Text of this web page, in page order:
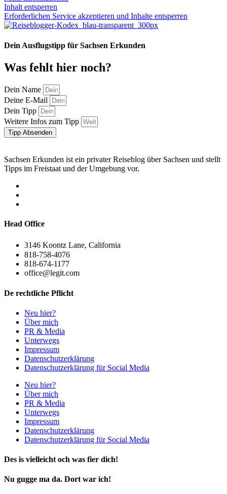
Inhalt entsperren
Erforderlichen Service akzeptieren und Inhalte entsperren
Dein Ausflugstipp für Sachsen Erkunden
Was fehlt hier noch?
Dein Name
Deine E-Mail
Dein Tipp
Weitere Infos zum Tipp
Tipp Absenden
Sachsen Erkunden ist ein privater Reiseblog über Sachsen und stellt
Tipps im Freistaat und der Umgebung vor.
Head Office
3146 Koontz Lane, California
818-758-4076
818-674-1177
office@legit.com
De rechtliche Pflicht
Neu hier?
Über mich
PR & Media
Unterwegs
Impressum
Datenschutzerklärung
Datenschutzerklärung für Social Media
Neu hier?
Über mich
PR & Media
Unterwegs
Impressum
Datenschutzerklärung
Datenschutzerklärung für Social Media
Des is vielleicht och was fier dich!
Nu gugge ma da. Dort war ich!